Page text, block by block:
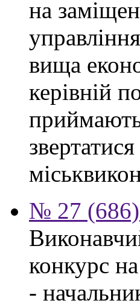
на
вища
керівній
№ 27 (686)
конкурс
-